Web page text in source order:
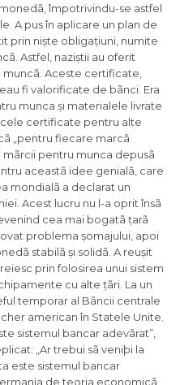
împotrivindu-se astfel
A pus în aplicare un plan de
prin niște obligațiuni, numite
Astfel, naziștii au oferit
Aceste certificate,
fi valorificate de bãnci. Era
munca și materialele livrate
certificate pentru alte
„ pentru fiecare marcã
pentru munca depusã
aceastã idee genialã, care
mondialã a declarat un
Acest lucru nu l-a oprit însã
cea mai bogatã țarã
problema șomajului, apoi
stabilã și solidã. A reușit
prin folosirea unui sistem
cu alte țãri. La un
temporar al Bãncii centrale
american în Statele Unite.
sistemul bancar adevãrat”,
„ Ar trebui sã veniþi la
este sistemul bancar
de teoria economicã